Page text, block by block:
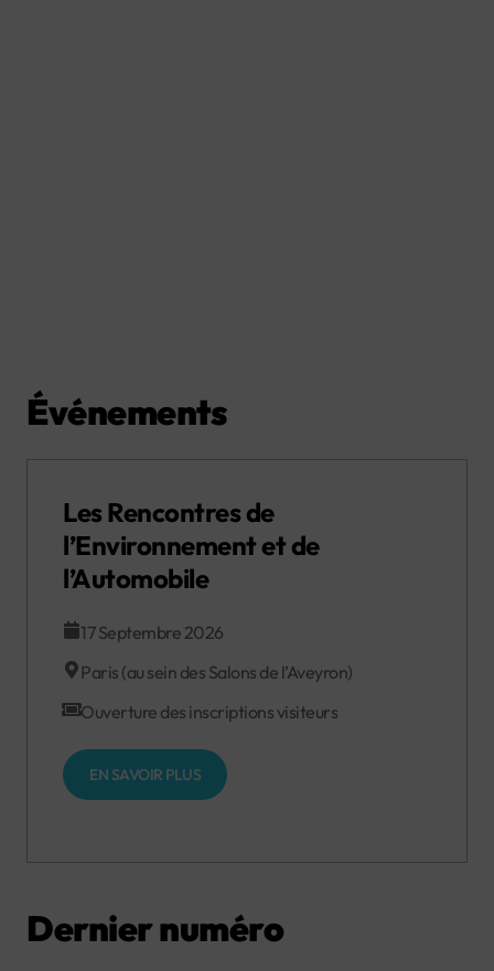
Événements
Les Rencontres de
l’Environnement et de
l’Automobile
17 Septembre 2026
Paris (au sein des Salons de l’Aveyron)
Ouverture des inscriptions visiteurs
EN SAVOIR PLUS
Dernier numéro